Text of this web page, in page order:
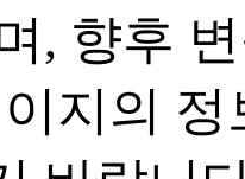
, 향후
지의 정